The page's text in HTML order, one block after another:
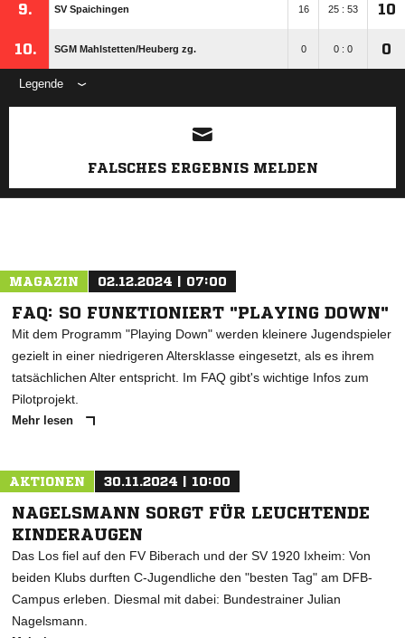
9. SV Spaichingen 16 25 : 53 10
10. SGM Mahlstetten/​Heuberg zg. 0 0 : 0 0
Legende
ANZEIGE
FALSCHES ERGEBNIS MELDEN
MAGAZIN 02.12.2024 | 07:00
FAQ: SO FUNKTIONIERT "PLAYING DOWN"
Mit dem Programm "Playing Down" werden kleinere Jugendspieler
gezielt in einer niedrigeren Altersklasse eingesetzt, als es ihrem
tatsächlichen Alter entspricht. Im FAQ gibt's wichtige Infos zum
Pilotprojekt.
Mehr lesen
AKTIONEN 30.11.2024 | 10:00
NAGELSMANN SORGT FÜR LEUCHTENDE
KINDERAUGEN
Das Los fiel auf den FV Biberach und der SV 1920 Ixheim: Von
beiden Klubs durften C-Jugendliche den "besten Tag" am DFB-
Campus erleben. Diesmal mit dabei: Bundestrainer Julian
Nagelsmann.